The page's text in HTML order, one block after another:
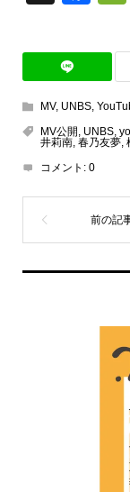
MV, UNBS,
MV公開, UNBS,
井莉南, 春乃友夢,
コメント: 0